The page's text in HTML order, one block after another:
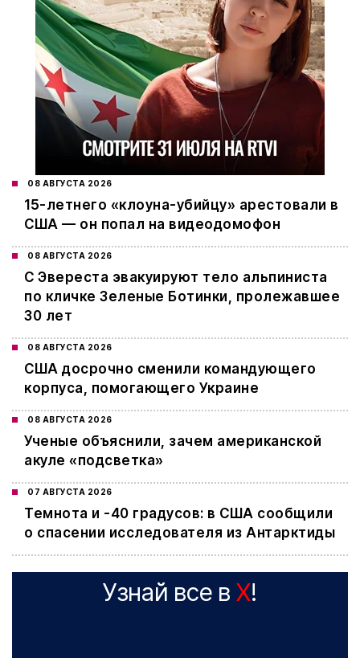
08 АВГУСТА 2026
15-летнего «клоуна-убийцу» арестовали в
США — он попал на видеодомофон
08 АВГУСТА 2026
С Эвереста эвакуируют тело альпиниста
по кличке Зеленые Ботинки, пролежавшее
30 лет
08 АВГУСТА 2026
США досрочно сменили командующего
корпуса, помогающего Украине
08 АВГУСТА 2026
Ученые объяснили, зачем американской
акуле «подсветка»
07 АВГУСТА 2026
Темнота и -40 градусов: в США сообщили
о спасении исследователя из Антарктиды
Узнай все в X!